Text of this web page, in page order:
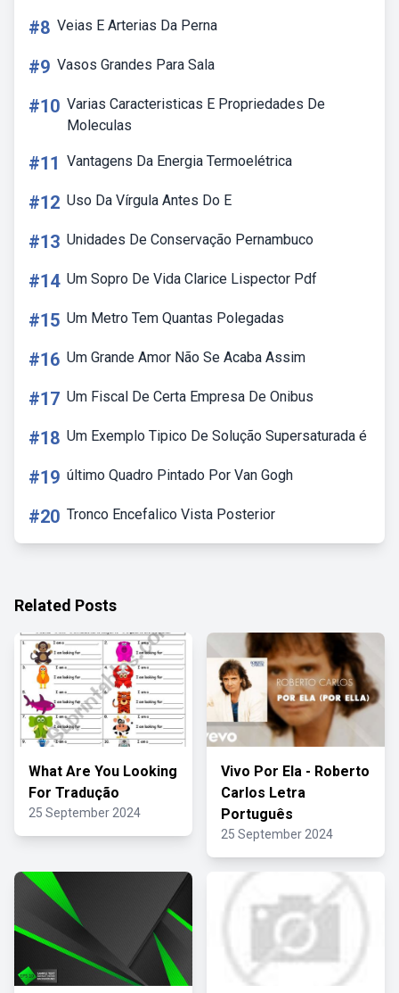
#8 Veias E Arterias Da Perna
#9 Vasos Grandes Para Sala
#10 Varias Caracteristicas E Propriedades De
Moleculas
#11 Vantagens Da Energia Termoelétrica
#12 Uso Da Vírgula Antes Do E
#13 Unidades De Conservação Pernambuco
#14 Um Sopro De Vida Clarice Lispector Pdf
#15 Um Metro Tem Quantas Polegadas
#16 Um Grande Amor Não Se Acaba Assim
#17 Um Fiscal De Certa Empresa De Onibus
#18 Um Exemplo Tipico De Solução Supersaturada é
#19 último Quadro Pintado Por Van Gogh
#20 Tronco Encefalico Vista Posterior
Related Posts
What Are You Looking
For Tradução
25 September 2024
Vivo Por Ela - Roberto
Carlos Letra
Português
25 September 2024